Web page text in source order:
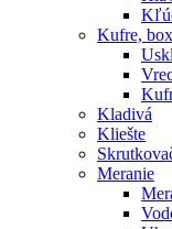
Kufre,
Kladivá
Kliešte
Meranie